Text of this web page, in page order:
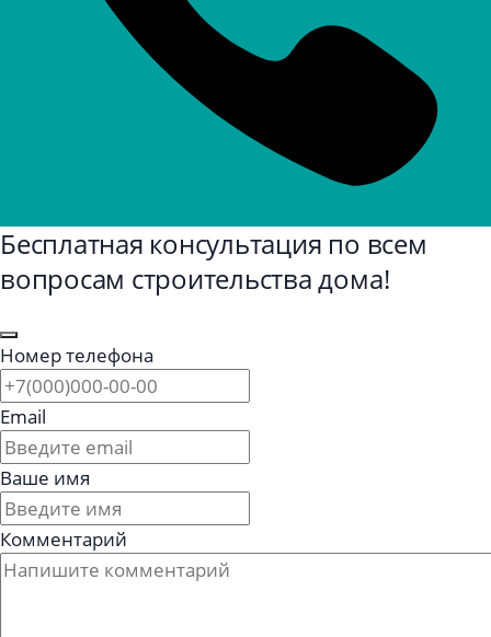
Бесплатная консультация по всем
вопросам строительства дома!
Номер телефона
Email
Ваше имя
Комментарий